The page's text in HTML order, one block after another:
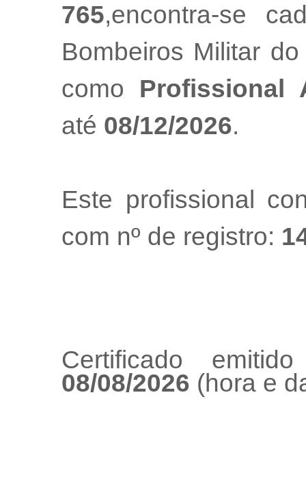
765,encontra-se
Bombeiros Militar
como Profissional
até 08/12/2026.
Este profissional
com nº de registro:
Certificado
08/08/2026 (hora e